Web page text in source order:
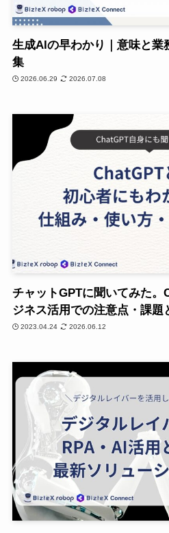
生成AIの早わかり｜意味と業
集
2026.06.29 2026.07.08
チャットGPTに聞いてみた
ジネス活用での注意点・課題
2023.04.24 2026.06.12